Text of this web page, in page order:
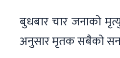
बुधबार चार जनाको
अनुसार मृतक सबैको